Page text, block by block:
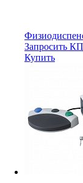
Запросить КП
Купить